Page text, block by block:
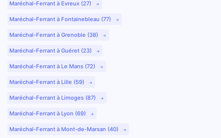
Maréchal-Ferrant à Evreux (27)
Maréchal-Ferrant à Fontainebleau (77)
Maréchal-Ferrant à Grenoble (38)
Maréchal-Ferrant à Guéret (23)
Maréchal-Ferrant à Le Mans (72)
Maréchal-Ferrant à Lille (59)
Maréchal-Ferrant à Limoges (87)
Maréchal-Ferrant à Lyon (69)
Maréchal-Ferrant à Mont-de-Marsan (40)